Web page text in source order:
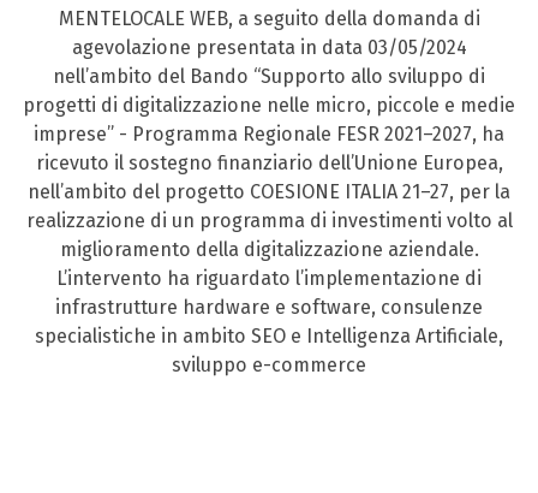
MENTELOCALE WEB, a seguito della domanda di
agevolazione presentata in data 03/05/2024
nell’ambito del Bando “Supporto allo sviluppo di
progetti di digitalizzazione nelle micro, piccole e medie
imprese” - Programma Regionale FESR 2021–2027, ha
ricevuto il sostegno finanziario dell’Unione Europea,
nell’ambito del progetto COESIONE ITALIA 21–27, per la
realizzazione di un programma di investimenti volto al
miglioramento della digitalizzazione aziendale.
L’intervento ha riguardato l’implementazione di
infrastrutture hardware e software, consulenze
specialistiche in ambito SEO e Intelligenza Artificiale,
sviluppo e-commerce